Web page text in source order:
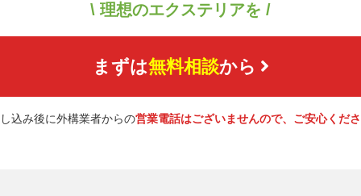
\ 理想のエクステリアを /
まずは無料相談から
込み後に外構業者からの営業電話はございませんので、ご安心くだ